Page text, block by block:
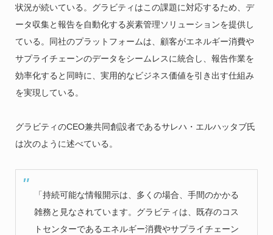
状況が続いている。グラビティはこの課題に対応するため、デ
ータ収集と報告を自動化する炭素管理ソリューションを提供し
ている。同社のプラットフォームは、顧客がエネルギー消費や
サプライチェーンのデータをシームレスに統合し、報告作業を
効率化すると同時に、実用的なビジネス価値を引き出す仕組み
を実現している。
グラビティのCEO兼共同創設者であるサレハ・エルハッタブ氏
は次のように述べている。
「持続可能な情報開示は、多くの場合、手間のかかる
雑務と見なされています。グラビティは、既存のコス
トセンターであるエネルギー消費やサプライチェーン